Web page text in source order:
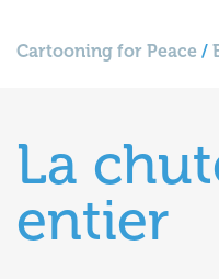
Cartooning for Peace /
La
entier